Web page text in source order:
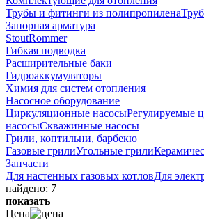
Трубы и фитинги из полипропилена
Запорная арматура
StoutRommer
Гибкая подводка
Расширительные баки
Гидроаккумуляторы
Химия для систем отопления
Насосное оборудование
Циркуляционные насосыРегулируемые
насосыСкважинные насосы
Грили, коптильни, барбекю
Газовые грилиУгольные грили
Запчасти
Для настенных газовых котловДля
найдено: 7
показать
Цена